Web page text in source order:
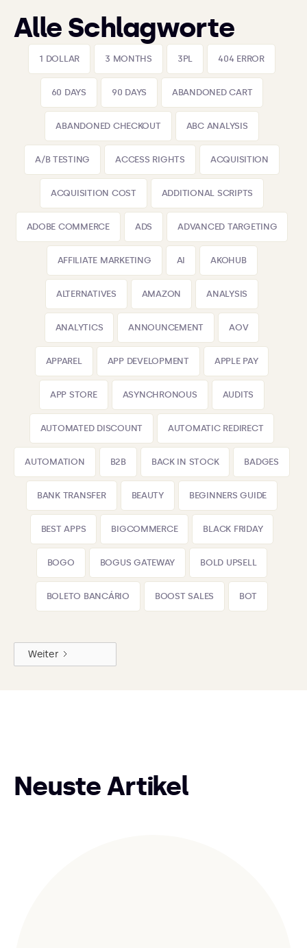
Alle Schlagworte
1 DOLLAR 3 MONTHS 3PL 404 ERROR
60 DAYS 90 DAYS ABANDONED CART
ABANDONED CHECKOUT ABC ANALYSIS
A/B TESTING ACCESS RIGHTS ACQUISITION
ACQUISITION COST ADDITIONAL SCRIPTS
ADOBE COMMERCE ADS ADVANCED TARGETING
AFFILIATE MARKETING AI AKOHUB
ALTERNATIVES AMAZON ANALYSIS
ANALYTICS ANNOUNCEMENT AOV
APPAREL APP DEVELOPMENT APPLE PAY
APP STORE ASYNCHRONOUS AUDITS
AUTOMATED DISCOUNT AUTOMATIC REDIRECT
AUTOMATION B2B BACK IN STOCK BADGES
BANK TRANSFER BEAUTY BEGINNERS GUIDE
BEST APPS BIGCOMMERCE BLACK FRIDAY
BOGO BOGUS GATEWAY BOLD UPSELL
BOLETO BANCÁRIO BOOST SALES BOT
Weiter
Neuste Artikel